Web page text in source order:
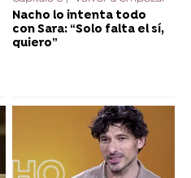
Nacho lo intenta todo
con Sara: “Solo falta el sí,
quiero”